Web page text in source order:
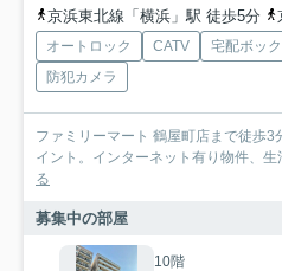
京浜東北線「横浜」駅 徒歩5分
オートロック CATV 宅配ボッ
防犯カメラ
ファミリーマート 鶴屋町店まで徒歩
イント。インターネット有り物件、生
る
募集中の部屋
10階